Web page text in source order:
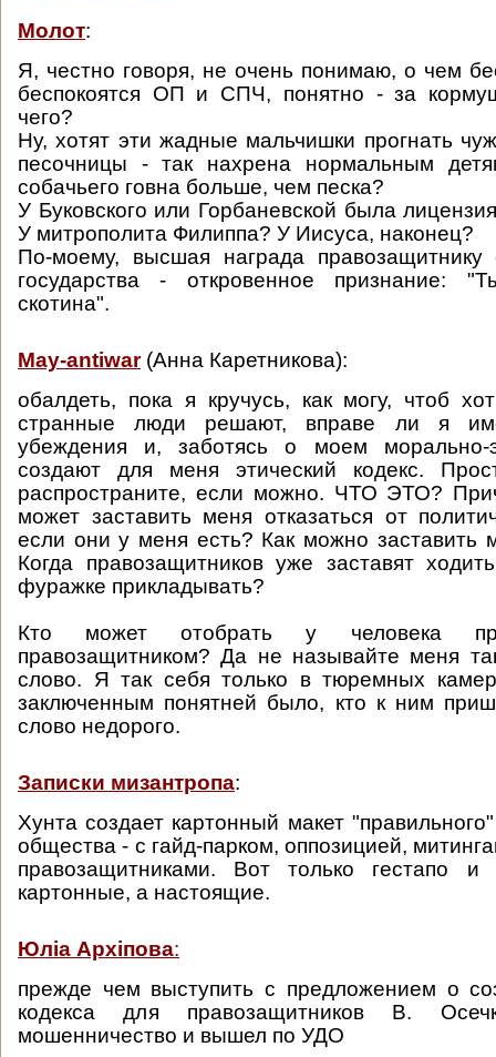
Молот:
Я, честно говоря, не очень понимаю, о чем
беспокоятся ОП и СПЧ, понятно - за
чего?
Ну, хотят эти жадные мальчишки прогнать
песочницы - так нахрена нормальным
собачьего говна больше, чем песка?
У Буковского или Горбаневской была
У митрополита Филиппа? У Иисуса, наконец?
По-моему, высшая награда правозащитнику
государства - откровенное признание:
скотина".
May-antiwar(Анна Каретникова):
обалдеть, пока я кручусь, как могу, чтоб
странные люди решают, вправе ли я
убеждения и, заботясь о моем морально-
создают для меня этический кодекс.
распространите, если можно. ЧТО ЭТО?
может заставить меня отказаться от
если они у меня есть? Как можно
Когда правозащитников уже заставят
фуражке прикладывать?
Кто может отобрать у человека
правозащитником? Да не называйте меня
слово. Я так себя только в тюремных
заключенным понятней было, кто к ним
слово недорого.
Записки мизантропа:
Хунта создает картонный макет
общества - с гайд-парком, оппозицией,
правозащитниками. Вот только гестапо
картонные, а настоящие.
Юлia Архiпова:
прежде чем выступить с предложением о
кодекса для правозащитников В.
мошенничество и вышел по УДО